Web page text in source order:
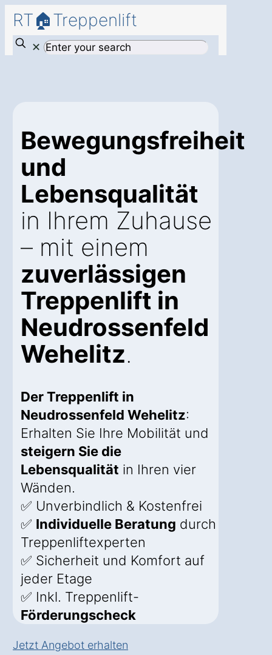
RT🏠Treppenlift
✕
Bewegungsfreiheit
und
Lebensqualität
in Ihrem Zuhause
– mit einem
zuverlässigen
Treppenlift in
Neudrossenfeld
Wehelitz.
Der Treppenlift in
Neudrossenfeld Wehelitz:
Erhalten Sie Ihre Mobilität und
steigern Sie die
Lebensqualität in Ihren vier
Wänden.
✅ Unverbindlich & Kostenfrei
✅ Individuelle Beratung durch
Treppenliftexperten
✅ Sicherheit und Komfort auf
jeder Etage
✅ Inkl. Treppenlift-
Förderungscheck
Jetzt Angebot erhalten